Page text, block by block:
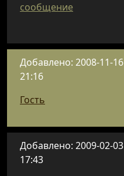
сообщение
Добавлено: 2008-11-16
21:16
Гость
Добавлено: 2009-02-03
17:43